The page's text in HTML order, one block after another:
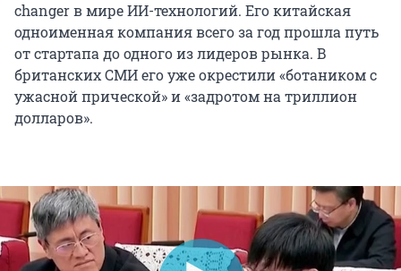
changer в мире ИИ-технологий. Его китайская
одноименная компания всего за год прошла путь
от стартапа до одного из лидеров рынка. В
британских СМИ его уже окрестили «ботаником с
ужасной прической» и «задротом на триллион
долларов».